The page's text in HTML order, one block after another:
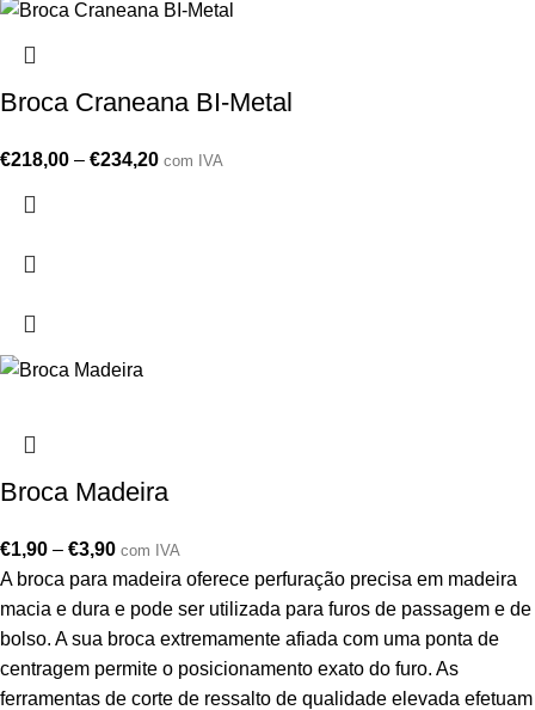
Broca Craneana BI-Metal
€218,00 – €234,20 com IVA
Broca Madeira
€1,90 – €3,90 com IVA
A broca para madeira oferece perfuração precisa em madeira
macia e dura e pode ser utilizada para furos de passagem e de
bolso. A sua broca extremamente afiada com uma ponta de
centragem permite o posicionamento exato do furo. As
ferramentas de corte de ressalto de qualidade elevada efetuam